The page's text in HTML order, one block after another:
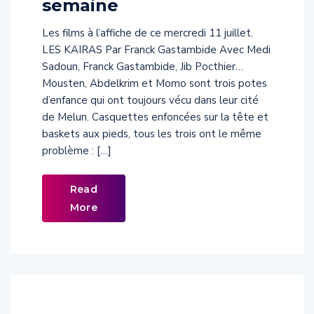
semaine
Les films à l’affiche de ce mercredi 11 juillet.
LES KAIRAS Par Franck Gastambide Avec Medi
Sadoun, Franck Gastambide, Jib Pocthier…
Mousten, Abdelkrim et Momo sont trois potes
d’enfance qui ont toujours vécu dans leur cité
de Melun. Casquettes enfoncées sur la tête et
baskets aux pieds, tous les trois ont le même
problème : […]
Read
More